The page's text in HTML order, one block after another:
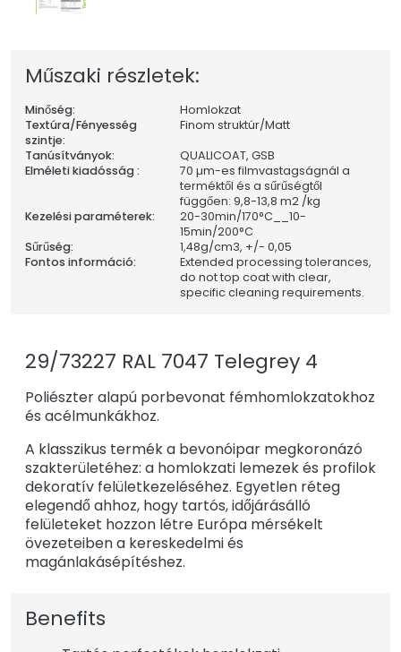
Műszaki részletek:
Minőség:
Homlokzat
Textúra/Fényesség
szintje:
Finom struktúr/Matt
Tanúsítványok:
QUALICOAT, GSB
Elméleti kiadósság :
70 µm-es filmvastagságnál a
terméktől és a sűrűségtől
függően: 9,8-13,8 m2 /kg
Kezelési paraméterek:
20-30min/170°C__10-
15min/200°C
Sűrűség:
1,48g/cm3, +/- 0,05
Fontos információ:
Extended processing tolerances,
do not top coat with clear,
specific cleaning requirements.
29/73227 RAL 7047 Telegrey 4
Poliészter alapú porbevonat fémhomlokzatokhoz
és acélmunkákhoz.
A klasszikus termék a bevonóipar megkoronázó
szakterületéhez: a homlokzati lemezek és profilok
dekoratív felületkezeléséhez. Egyetlen réteg
elegendő ahhoz, hogy tartós, időjárásálló
felületeket hozzon létre Európa mérsékelt
övezeteiben a kereskedelmi és
magánlakásépítéshez.
Benefits